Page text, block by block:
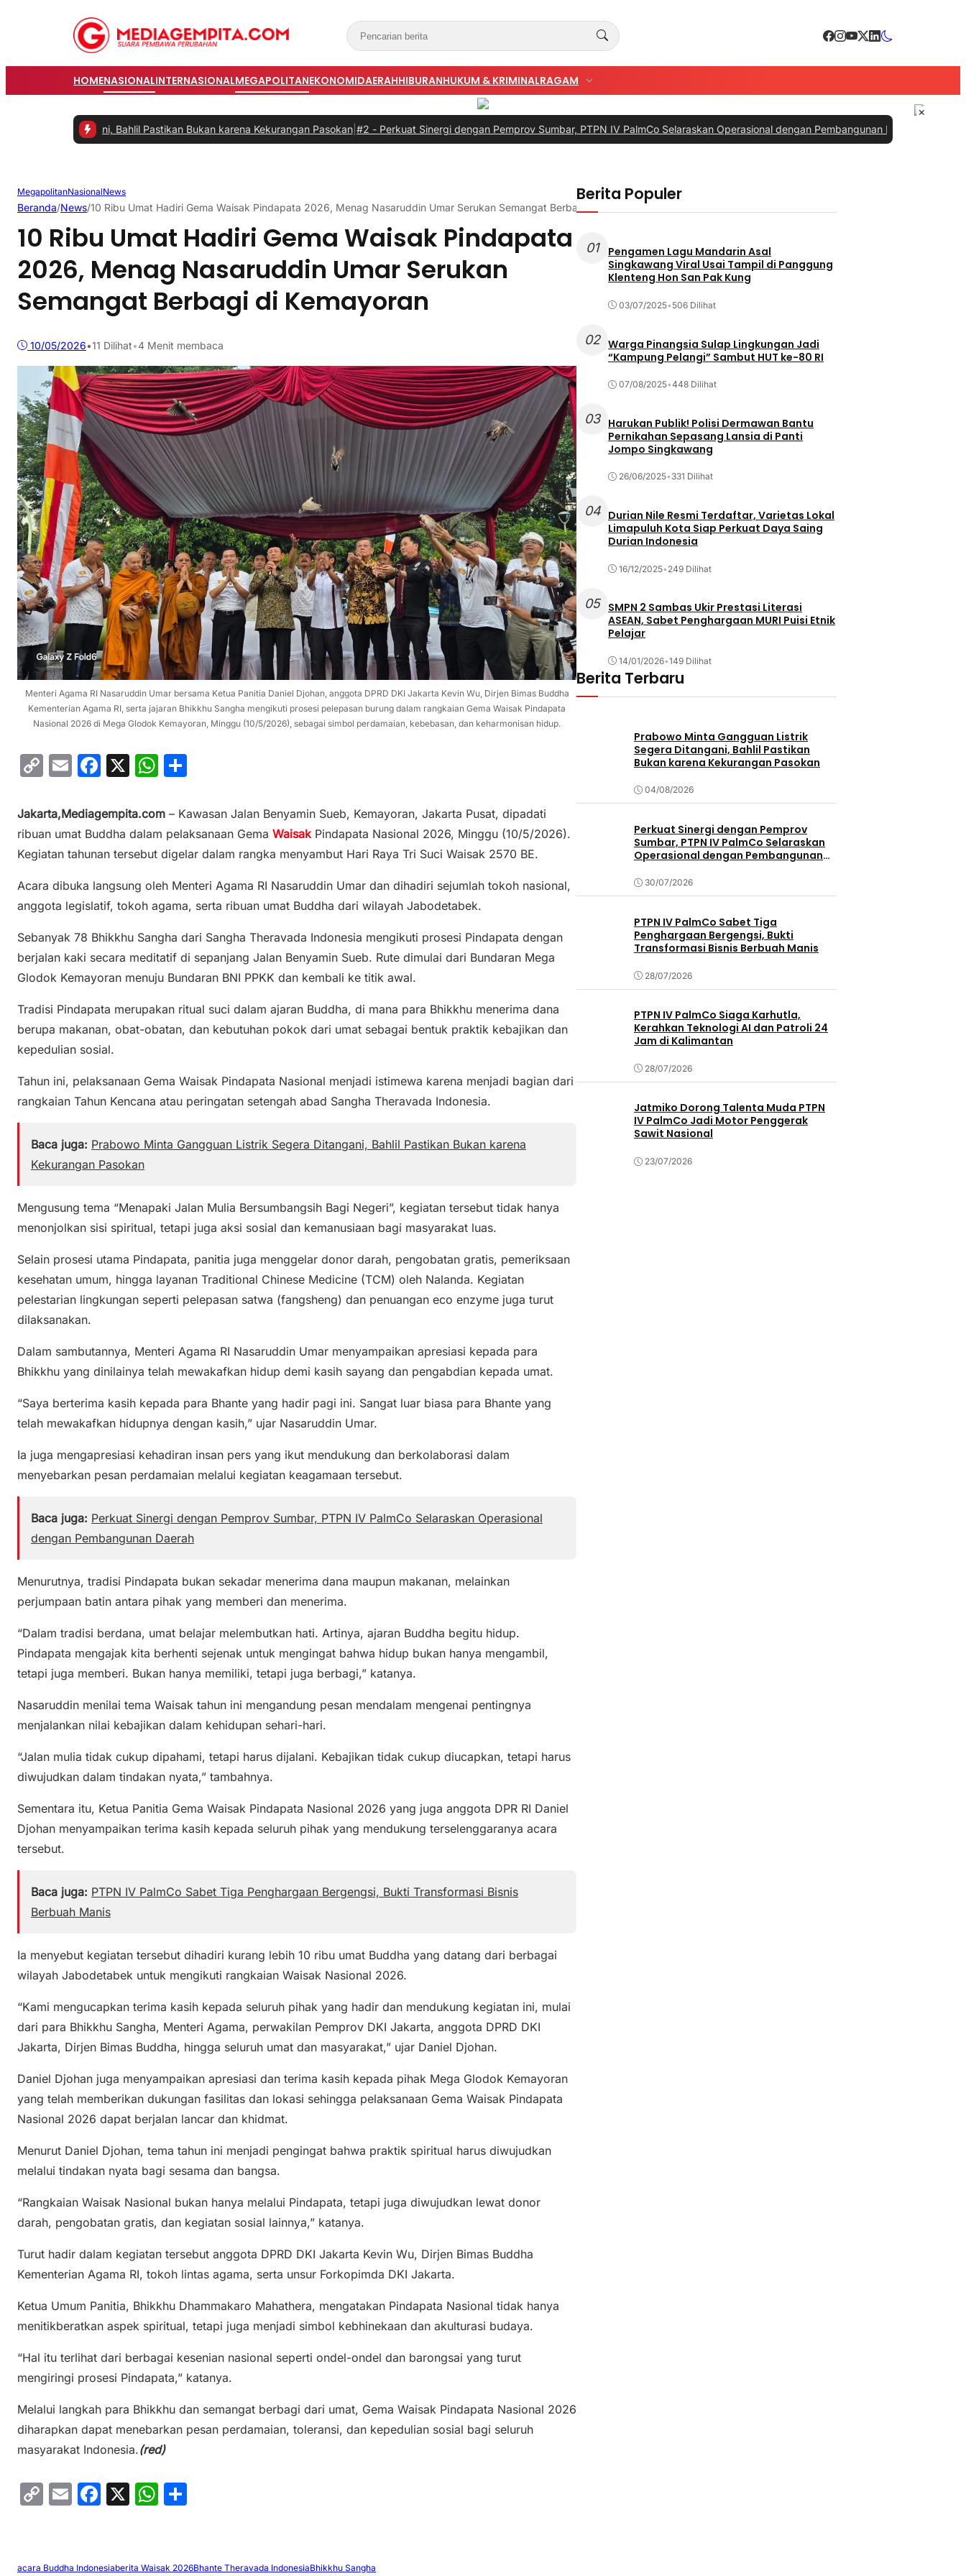
HOMENASIONALINTERNASIONALMEGAPOLITANEKONOMIDAERAHHIBURANHUKUM & KRIMINALRAGAM
Bahlil Pastikan Bukan karena Kekurangan Pasokan|#2 -Perkuat Sinergi dengan Pemprov Sumbar, PTPN IV PalmCo Selaraskan Operasional dengan Pembangunan Daerah|#3 -PTPN IV PalmCo
MegapolitanNasionalNews
Beranda/News/10 Ribu Umat Hadiri Gema Waisak Pindapata 2026, Menag Nasaruddin Umar Serukan Semangat Berbagi di Kemayoran
10 Ribu Umat Hadiri Gema Waisak Pindapata
2026, Menag Nasaruddin Umar Serukan
Semangat Berbagi di Kemayoran
10/05/2026•11 Dilihat•4 Menit membaca
Menteri Agama RI Nasaruddin Umar bersama Ketua Panitia Daniel Djohan, anggota DPRD DKI Jakarta Kevin Wu, Dirjen Bimas Buddha
Kementerian Agama RI, serta jajaran Bhikkhu Sangha mengikuti prosesi pelepasan burung dalam rangkaian Gema Waisak Pindapata
Nasional 2026 di Mega Glodok Kemayoran, Minggu (10/5/2026), sebagai simbol perdamaian, kebebasan, dan keharmonisan hidup.
C
p
y
Li
n
k
E
ai
l
F
c
e
b
o
o
k
X
W
at
s
A
p
p
ar
e
Jakarta,Mediagempita.com – Kawasan Jalan Benyamin Sueb, Kemayoran, Jakarta Pusat, dipadati
ribuan umat Buddha dalam pelaksanaan Gema WaisakPindapata Nasional 2026, Minggu (10/5/2026).
Kegiatan tahunan tersebut digelar dalam rangka menyambut Hari Raya Tri Suci Waisak 2570 BE.
Acara dibuka langsung oleh Menteri Agama RI Nasaruddin Umar dan dihadiri sejumlah tokoh nasional,
anggota legislatif, tokoh agama, serta ribuan umat Buddha dari wilayah Jabodetabek.
Sebanyak 78 Bhikkhu Sangha dari Sangha Theravada Indonesia mengikuti prosesi Pindapata dengan
berjalan kaki secara meditatif di sepanjang Jalan Benyamin Sueb. Rute dimulai dari Bundaran Mega
Glodok Kemayoran menuju Bundaran BNI PPKK dan kembali ke titik awal.
Tradisi Pindapata merupakan ritual suci dalam ajaran Buddha, di mana para Bhikkhu menerima dana
berupa makanan, obat-obatan, dan kebutuhan pokok dari umat sebagai bentuk praktik kebajikan dan
kepedulian sosial.
Tahun ini, pelaksanaan Gema Waisak Pindapata Nasional menjadi istimewa karena menjadi bagian dari
rangkaian Tahun Kencana atau peringatan setengah abad Sangha Theravada Indonesia.
Baca juga: Prabowo Minta Gangguan Listrik Segera Ditangani, Bahlil Pastikan Bukan karena
Kekurangan Pasokan
Mengusung tema “Menapaki Jalan Mulia Bersumbangsih Bagi Negeri”, kegiatan tersebut tidak hanya
menonjolkan sisi spiritual, tetapi juga aksi sosial dan kemanusiaan bagi masyarakat luas.
Selain prosesi utama Pindapata, panitia juga menggelar donor darah, pengobatan gratis, pemeriksaan
kesehatan umum, hingga layanan Traditional Chinese Medicine (TCM) oleh Nalanda. Kegiatan
pelestarian lingkungan seperti pelepasan satwa (fangsheng) dan penuangan eco enzyme juga turut
dilaksanakan.
Dalam sambutannya, Menteri Agama RI Nasaruddin Umar menyampaikan apresiasi kepada para
Bhikkhu yang dinilainya telah mewakafkan hidup demi kasih sayang dan pengabdian kepada umat.
“Saya berterima kasih kepada para Bhante yang hadir pagi ini. Sangat luar biasa para Bhante yang
telah mewakafkan hidupnya dengan kasih,” ujar Nasaruddin Umar.
Ia juga mengapresiasi kehadiran insan pers yang ikut mendukung dan berkolaborasi dalam
menyebarkan pesan perdamaian melalui kegiatan keagamaan tersebut.
Baca juga: Perkuat Sinergi dengan Pemprov Sumbar, PTPN IV PalmCo Selaraskan Operasional
dengan Pembangunan Daerah
Menurutnya, tradisi Pindapata bukan sekadar menerima dana maupun makanan, melainkan
perjumpaan batin antara pihak yang memberi dan menerima.
“Dalam tradisi berdana, umat belajar melembutkan hati. Artinya, ajaran Buddha begitu hidup.
Pindapata mengajak kita berhenti sejenak untuk mengingat bahwa hidup bukan hanya mengambil,
tetapi juga memberi. Bukan hanya memiliki, tetapi juga berbagi,” katanya.
Nasaruddin menilai tema Waisak tahun ini mengandung pesan mendalam mengenai pentingnya
menjalankan nilai kebajikan dalam kehidupan sehari-hari.
“Jalan mulia tidak cukup dipahami, tetapi harus dijalani. Kebajikan tidak cukup diucapkan, tetapi harus
diwujudkan dalam tindakan nyata,” tambahnya.
Sementara itu, Ketua Panitia Gema Waisak Pindapata Nasional 2026 yang juga anggota DPR RI Daniel
Djohan menyampaikan terima kasih kepada seluruh pihak yang mendukung terselenggaranya acara
tersebut.
Baca juga: PTPN IV PalmCo Sabet Tiga Penghargaan Bergengsi, Bukti Transformasi Bisnis
Berbuah Manis
Ia menyebut kegiatan tersebut dihadiri kurang lebih 10 ribu umat Buddha yang datang dari berbagai
wilayah Jabodetabek untuk mengikuti rangkaian Waisak Nasional 2026.
“Kami mengucapkan terima kasih kepada seluruh pihak yang hadir dan mendukung kegiatan ini, mulai
dari para Bhikkhu Sangha, Menteri Agama, perwakilan Pemprov DKI Jakarta, anggota DPRD DKI
Jakarta, Dirjen Bimas Buddha, hingga seluruh umat dan masyarakat,” ujar Daniel Djohan.
Daniel Djohan juga menyampaikan apresiasi dan terima kasih kepada pihak Mega Glodok Kemayoran
yang telah memberikan dukungan fasilitas dan lokasi sehingga pelaksanaan Gema Waisak Pindapata
Nasional 2026 dapat berjalan lancar dan khidmat.
Menurut Daniel Djohan, tema tahun ini menjadi pengingat bahwa praktik spiritual harus diwujudkan
melalui tindakan nyata bagi sesama dan bangsa.
“Rangkaian Waisak Nasional bukan hanya melalui Pindapata, tetapi juga diwujudkan lewat donor
darah, pengobatan gratis, dan kegiatan sosial lainnya,” katanya.
Turut hadir dalam kegiatan tersebut anggota DPRD DKI Jakarta Kevin Wu, Dirjen Bimas Buddha
Kementerian Agama RI, tokoh lintas agama, serta unsur Forkopimda DKI Jakarta.
Ketua Umum Panitia, Bhikkhu Dhammakaro Mahathera, mengatakan Pindapata Nasional tidak hanya
menitikberatkan aspek spiritual, tetapi juga menjadi simbol kebhinekaan dan akulturasi budaya.
“Hal itu terlihat dari berbagai kesenian nasional seperti ondel-ondel dan barongsai yang turut
mengiringi prosesi Pindapata,” katanya.
Melalui langkah para Bhikkhu dan semangat berbagi dari umat, Gema Waisak Pindapata Nasional 2026
diharapkan dapat menebarkan pesan perdamaian, toleransi, dan kepedulian sosial bagi seluruh
masyarakat Indonesia.(red)
C
y
E
l
F
e
X
W
s e
acara Buddha Indonesiaberita Waisak 2026Bhante Theravada IndonesiaBhikkhu Sangha
Berita Populer
01
Pengamen Lagu Mandarin Asal
Singkawang Viral Usai Tampil di Panggung
Klenteng Hon San Pak Kung
03/07/2025• 506 Dilihat
02 Warga Pinangsia Sulap Lingkungan Jadi
“Kampung Pelangi” Sambut HUT ke-80 RI
07/08/2025•448 Dilihat
03 Harukan Publik! Polisi Dermawan Bantu
Pernikahan Sepasang Lansia di Panti
Jompo Singkawang
26/06/2025• 331 Dilihat
04 Durian Nile Resmi Terdaftar, Varietas Lokal
Limapuluh Kota Siap Perkuat Daya Saing
Durian Indonesia
16/12/2025• 249 Dilihat
05 SMPN 2 Sambas Ukir Prestasi Literasi
ASEAN, Sabet Penghargaan MURI Puisi Etnik
Pelajar
14/01/2026•149 Dilihat
Berita Terbaru
Prabowo Minta Gangguan Listrik
Segera Ditangani, Bahlil Pastikan
Bukan karena Kekurangan Pasokan
04/08/2026
Perkuat Sinergi dengan Pemprov
Sumbar, PTPN IV PalmCo Selaraskan
Operasional dengan Pembangunan
30/07/2026
PTPN IV PalmCo Sabet Tiga
Penghargaan Bergengsi, Bukti
Transformasi Bisnis Berbuah Manis
28/07/2026
PTPN IV PalmCo Siaga Karhutla,
Kerahkan Teknologi AI dan Patroli 24
Jam di Kalimantan
28/07/2026
Jatmiko Dorong Talenta Muda PTPN
IV PalmCo Jadi Motor Penggerak
Sawit Nasional
23/07/2026
×